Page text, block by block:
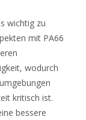
wichtig zu
mit PA66
wodurch
kritisch ist.
bessere